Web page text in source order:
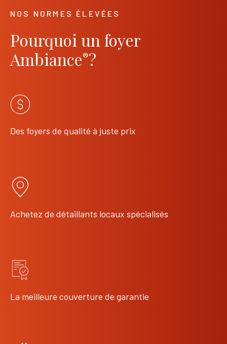
NOS NORMES ÉLEVÉES
Pourquoi un foyer
Ambiance®?
Des foyers de qualité à juste prix
Achetez de détaillants locaux spécialisés
La meilleure couverture de garantie